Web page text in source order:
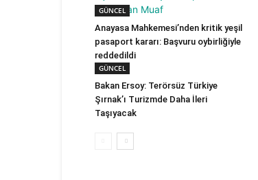
GÜNCEL
Anayasa Mahkemesi’nden kritik yeşil
pasaport kararı: Başvuru oybirliğiyle
reddedildi
GÜNCEL
Bakan Ersoy: Terörsüz Türkiye
Şırnak’ı Turizmde Daha İleri
Taşıyacak